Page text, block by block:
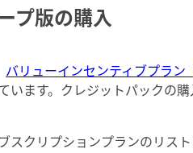
プ版の購入
バリューインセンティブプラン
います。クレジットパックの
クリプションプランのリスト